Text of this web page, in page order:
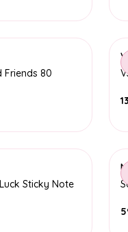
Friends 80
Sticky Note